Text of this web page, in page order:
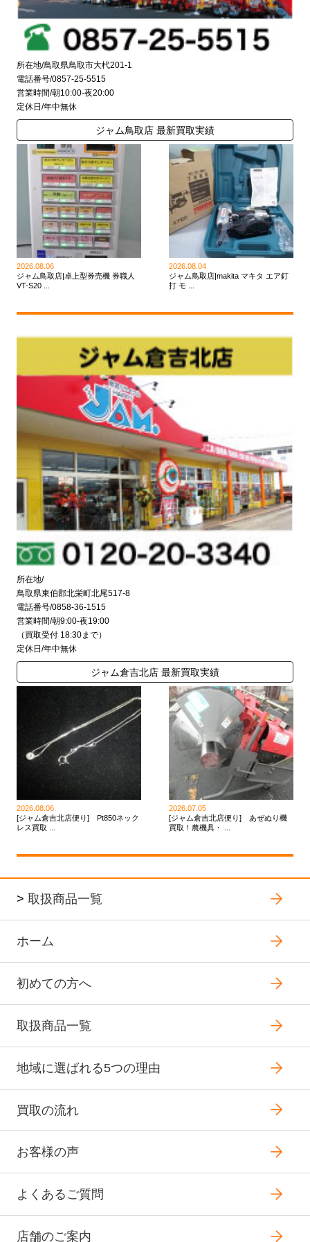
所在地/鳥取県鳥取市大杙201-1
電話番号/0857-25-5515
営業時間/朝10:00-夜20:00
定休日/年中無休
ジャム鳥取店 最新買取実績
2026.08.06
ジャム鳥取店|卓上型券売機 券職人
VT-S20 ...
2026.08.04
ジャム鳥取店|makita マキタ エア釘
打 モ ...
所在地/
鳥取県東伯郡北栄町北尾517-8
電話番号/0858-36-1515
営業時間/朝9:00-夜19:00
（買取受付 18:30まで）
定休日/年中無休
ジャム倉吉北店 最新買取実績
2026.08.06
[ジャム倉吉北店便り] Pt850ネック
レス買取 ...
2026.07.05
[ジャム倉吉北店便り] あぜぬり機
買取！農機具・ ...
> 取扱商品一覧
ホーム
初めての方へ
取扱商品一覧
地域に選ばれる5つの理由
買取の流れ
お客様の声
よくあるご質問
店舗のご案内